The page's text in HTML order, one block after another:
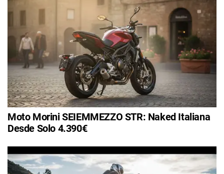
Moto Morini SEIEMMEZZO STR: Naked Italiana
Desde Solo 4.390€